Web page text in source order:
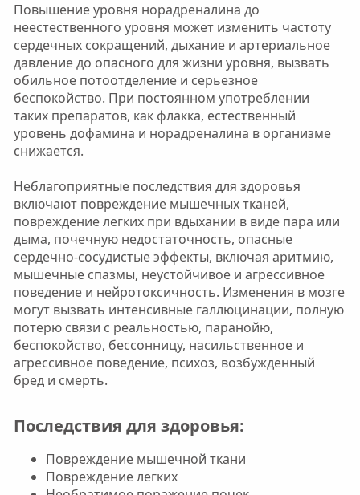
Повышение уровня норадреналина до
неестественного уровня может изменить частоту
сердечных сокращений, дыхание и артериальное
давление до опасного для жизни уровня, вызвать
обильное потоотделение и серьезное
беспокойство. При постоянном употреблении
таких препаратов, как флакка, естественный
уровень дофамина и норадреналина в организме
снижается.
Неблагоприятные последствия для здоровья
включают повреждение мышечных тканей,
повреждение легких при вдыхании в виде пара или
дыма, почечную недостаточность, опасные
сердечно-сосудистые эффекты, включая аритмию,
мышечные спазмы, неустойчивое и агрессивное
поведение и нейротоксичность. Изменения в мозге
могут вызвать интенсивные галлюцинации, полную
потерю связи с реальностью, паранойю,
беспокойство, бессонницу, насильственное и
агрессивное поведение, психоз, возбужденный
бред и смерть.
Последствия для здоровья:​
Повреждение мышечной ткани
Повреждение легких